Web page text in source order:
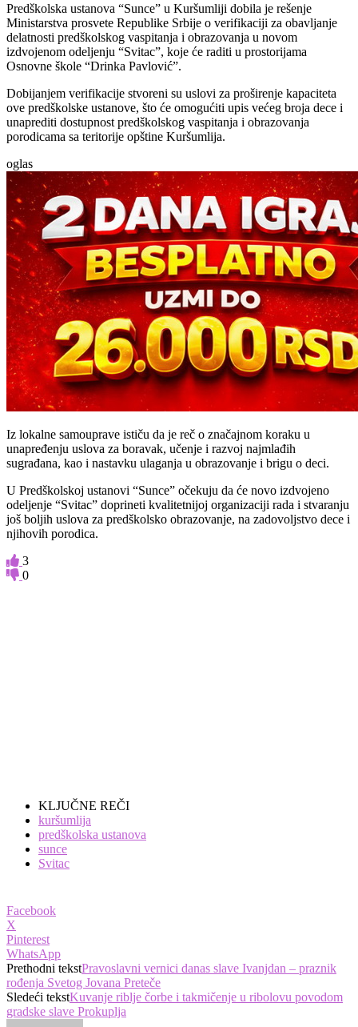
Predškolska ustanova “Sunce” u Kuršumliji dobila je rešenje
Ministarstva prosvete Republike Srbije o verifikaciji za obavljanje
delatnosti predškolskog vaspitanja i obrazovanja u novom
izdvojenom odeljenju “Svitac”, koje će raditi u prostorijama
Osnovne škole “Drinka Pavlović”.
Dobijanjem verifikacije stvoreni su uslovi za proširenje kapaciteta
ove predškolske ustanove, što će omogućiti upis većeg broja dece i
unaprediti dostupnost predškolskog vaspitanja i obrazovanja
porodicama sa teritorije opštine Kuršumlija.
oglas
Iz lokalne samouprave ističu da je reč o značajnom koraku u
unapređenju uslova za boravak, učenje i razvoj najmlađih
sugrađana, kao i nastavku ulaganja u obrazovanje i brigu o deci.
U Predškolskoj ustanovi “Sunce” očekuju da će novo izdvojeno
odeljenje “Svitac” doprineti kvalitetnijoj organizaciji rada i stvaranju
još boljih uslova za predškolsko obrazovanje, na zadovoljstvo dece i
njihovih porodica.
3
0
KLJUČNE REČI
kuršumlija
predškolska ustanova
sunce
Svitac
Facebook
X
Pinterest
WhatsApp
Prethodni tekstPravoslavni vernici danas slave Ivanjdan – praznik
rođenja Svetog Jovana Preteče
Sledeći tekstKuvanje riblje čorbe i takmičenje u ribolovu povodom
gradske slave Prokuplja